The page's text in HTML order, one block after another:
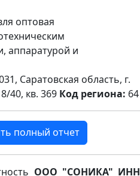
оптовая
аппаратурой и
Саратовская область, г.
40, кв. 369 Код региона: 64
полный отчет
ООО "СОНИКА" ИНН